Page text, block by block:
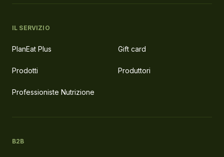
IL SERVIZIO
PlanEat Plus Gift card
Prodotti Produttori
Professioniste Nutrizione
B2B